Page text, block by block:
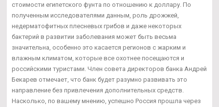
стоимости египетского фунта по отношению к доллару. По
полученным исследователями данным, роль дрожжей,
недерматофитных плесневых грибов и даже некоторых
бактерий в развитии заболевания может быть весьма
значительна, особенно это касается регионов с жарким и
влажным климатом, которые все охотнее посещаются и
российскими туристами. Член совета директоров банка Андрей
Бекарев отмечает, что банк будет разумно развивать это
направление без привлечения дополнительных средств.
Насколько, по вашему мнению, успешно Россия прошла через